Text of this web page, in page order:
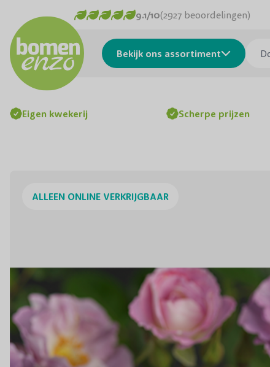
9.1/10(2927 beoordelingen)
Bekijk ons assortiment
Eigen kwekerij Scherpe prijzen
ALLEEN ONLINE VERKRIJGBAAR